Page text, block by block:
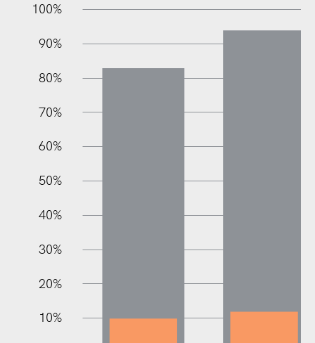
100%
10%
20%
30%
40%
50%
60%
70%
80%
90%
100%